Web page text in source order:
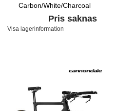
Carbon/White/Charcoal
Pris saknas
Visa lagerinformation